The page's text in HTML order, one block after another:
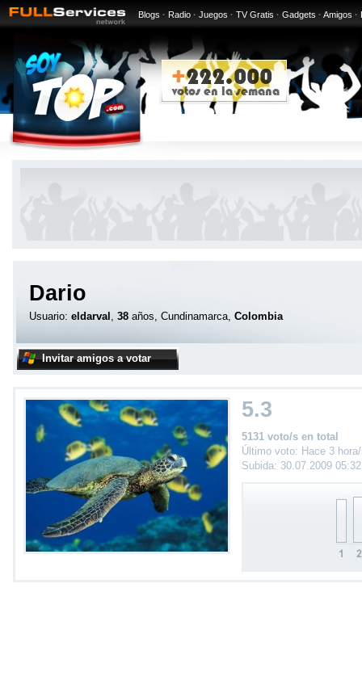
Blogs · Radio · Juegos · TV Gratis · Gadgets · Amigos ·
Dario
Usuario: eldarval , 38 años, Cundinamarca, Colombia
Invitar amigos a votar
5.3
5131 voto/s en total
Último voto: Hace 3
Subida: 30.07.2009